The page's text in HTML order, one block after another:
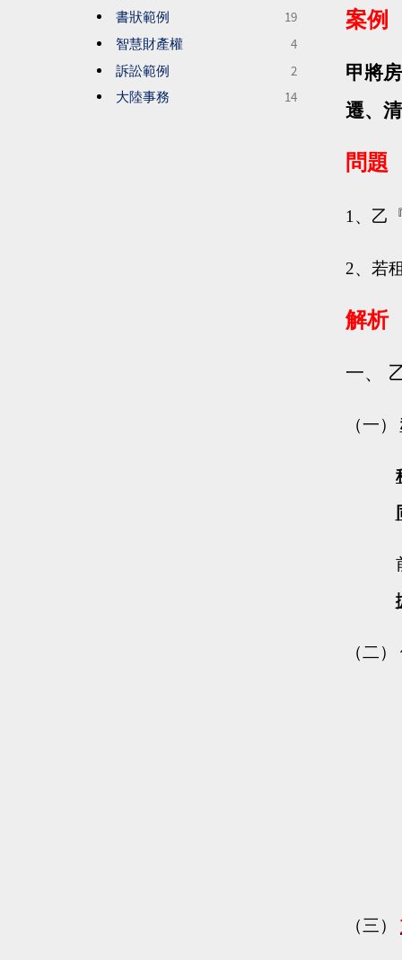
書狀範例
19
智慧財產權
4
訴訟範例
2
大陸事務
14
案例
甲將
遷、
問題
1、 乙
2、 若
解析
一、
（一）
（二）
（三）